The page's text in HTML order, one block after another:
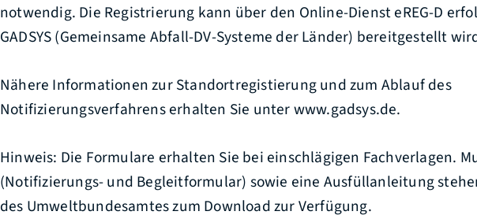
notwendig. Die Registrierung kann über den Online-Dienst eREG-D
GADSYS (Gemeinsame Abfall-DV-Systeme der Länder) bereitgestellt
Nähere Informationen zur Standortregistierung und zum Ablauf des
Notifizierungsverfahrens erhalten Sie unter www.gadsys.de.
Hinweis: Die Formulare erhalten Sie bei einschlägigen Fachverlagen.
(Notifizierungs- und Begleitformular) sowie eine Ausfüllanleitung
des Umweltbundesamtes zum Download zur Verfügung.